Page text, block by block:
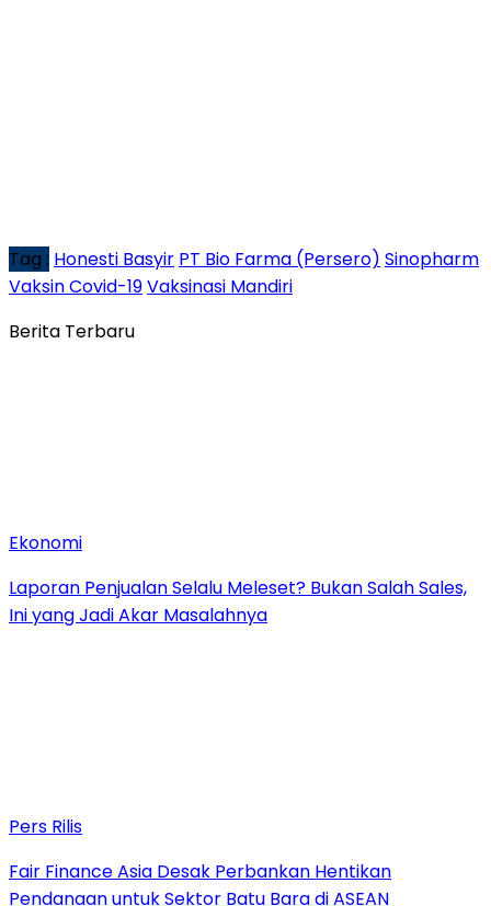
Tag : Honesti Basyir PT Bio Farma (Persero) Sinopharm
Vaksin Covid-19Vaksinasi Mandiri
Berita Terbaru
Ekonomi
Laporan Penjualan Selalu Meleset? Bukan Salah Sales,
Ini yang Jadi Akar Masalahnya
Pers Rilis
Fair Finance Asia Desak Perbankan Hentikan
Pendanaan untuk Sektor Batu Bara di ASEAN